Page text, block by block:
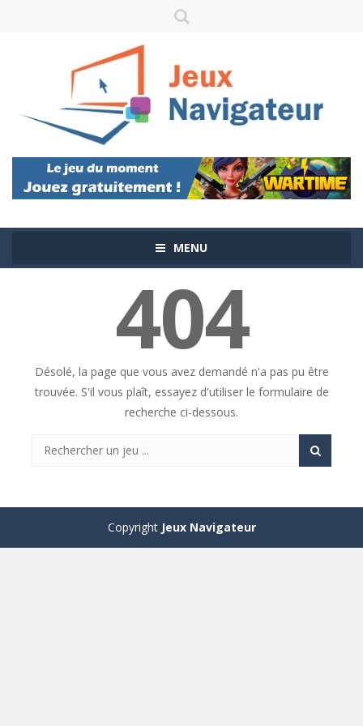
MENU
404
Désolé, la page que vous avez demandé n'a pas pu être
trouvée. S'il vous plaît, essayez d'utiliser le formulaire de
recherche ci-dessous.
Copyright Jeux Navigateur